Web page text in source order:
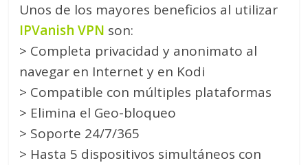
Unos de los mayores beneficios al utilizar
IPVanish VPN son:
> Completa privacidad y anonimato al
navegar en Internet y en Kodi
> Compatible con múltiples plataformas
> Elimina el Geo-bloqueo
> Soporte 24/7/365
> Hasta 5 dispositivos simultáneos con